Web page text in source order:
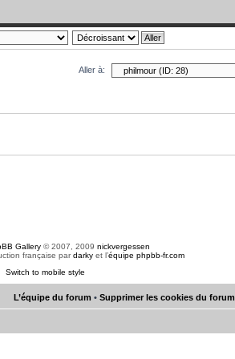
Aller à:
Gallery© 2007, 2009 nickvergessen
française pardarky et l’équipe phpbb-fr.com
Switch to mobile style
L’équipe du forum • Supprimer les cookies du forum